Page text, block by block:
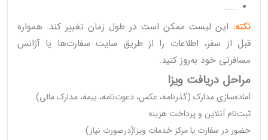
.....
نکته: این لیست ممکن است در طول زمان تغییر کند. همواره
قبل از سفر، اطلاعات را از طریق سایت سفارت‌ها یا آژانس
مسافرتی خود به‌روز کنید.
مراحل دریافت ویزا
آماده‌سازی مدارک (گذرنامه، عکس، دعوت‌نامه، بیمه، مدارک مالی)
ثبت‌نام آنلاین و پرداخت هزینه
حضور در سفارت یا مرکز خدمات ویزا(درصورت نیاز)